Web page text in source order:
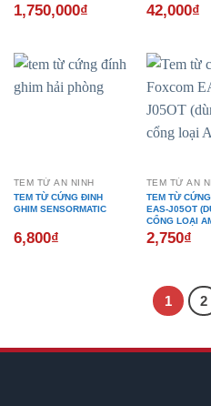
1,750,000₫ 42,000₫
TEM TỪ AN NINH
TEM TỪ CỨNG ĐINH
GHIM SENSORMATIC
6,800₫
TEM TỪ AN
TEM TỪ
EAS-J05OT
CỔNG LOẠI
2,750₫
1 2